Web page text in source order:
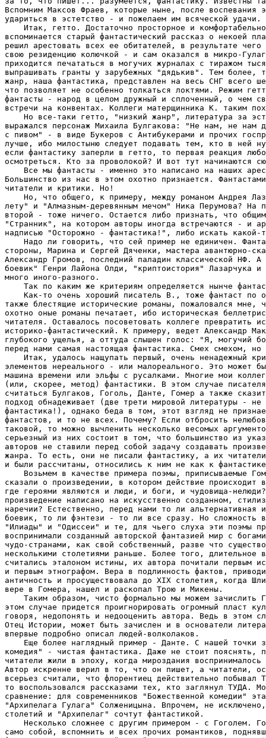
Вспомним Максов Фраев, которые ныне, после воспевания
удариться в эстетство - и пожелаем им всяческой удачи.
Итак, гетто. Достаточно просторное и
вспоминается старый фантастический рассказ о некоей
решил арестовать всех ее обитателей, в результате чего
свою резиденцию колючкой - и сам оказался в микро-
приходится печататься в могучих журналах с тиражом
выпрашивать гранты у зарубежных "дядькив". Тем более,
жанр, наша фантастика, представлен на весь СНГ всего
что позволяет не особенно толкаться локтями. Режим
фантасты - народ в целом дружный и сплоченный, о чем
встречи на конвентах. Коллеги матерщинника К. таким
Но все-таки гетто, "низкий жанр", литература за
выражался персонаж Михаила Булгакова: "Hе нам, не нам
с пивом" - в виде Букеров с Антибукерами и прочих
лучше, ибо милостыню следует подавать тем, кто в ней
если фантастику заперли в гетто, то первая реакция
осмотреться. Кто за проволокой? И вот тут начинаются
Все мы фантасты - именно это написано на наших
Большинство из нас в этом охотно признается.
читатели и критики. Но!
Но, что общего, к примеру, между романом Андрея
лету" и "Алмазным-деревянным мечом" Ника Перумова? На
второй - тоже ничего. Остается либо признать, что
"Странник", на котором авторы иногда встречаются - и
надписью "Осторожно - фантастика!", либо искать какой-
Надо ли говорить, что сей пример не единичен.
стороны, Марина и Сергей Дяченки, мастера авантюрно-
Александр Громов, последний паладин классической HФ.
боевик" Генри Лайона Олди, "криптоистория"
много иного-разного.
Так по каким же критериям определяется нынче
Как-то очень хороший писатель В., тоже фантаст по
также блестящие исторические романы, пожаловался мне,
охотно оные романы печатает, ибо историческая
читателя. Оставалось посоветовать коллеге превратить
историко-фантастический. К примеру, ведет Александр
глубокого ущелья, а оттуда слышен голос: "Я, могучий
перед нами самая настоящая фантастика. Смех смехом,
Итак, удалось нащупать первый, очень ненадежный
элементов нереального - или малореального. Это может
машина времени или эльфы с русалками. Многие мои
(или, скорее, метод) фантастики. В этом случае
считаться Булгаков, Гоголь, Данте, Гомер а также
подход обнадеживает (две трети мировой литературы -
фантастика!), однако беда в том, этот взгляд не
фантастов, и то не всех. Почему? Если отбросить
таковой, то можно вычленить несколько весомых
серьезный из них состоит в том, что большинство из
авторов не ставили перед собой задачу создавать
жанра. То есть, они не писали фантастику, а их
и были рассчитаны, относились к ним не как к
Возьмем в качестве примера поэмы, приписываемые
сказали о произведении, в котором действие происходит
где героями являются и люди, и боги, и чудовища-
произведение написано на искусственно созданном,
наречии? Естественно, перед нами то ли альтернативная
боевик, то ли фэнтези - то ли все сразу. Но сложность
"Илиады" и "Одиссеи" и те, для чьего слуха эти поэмы
воспринимали созданный авторской фантазией мир с
чудо-странами, как свой собственный, разве что
несколькими столетиями раньше. Более того, длительное
считались эталоном истины, их автора почитали первым
и первым этнографом. Вера в подлинность фактов,
античность и просуществовала до XIX столетия, когда
вере в Гомера, нашел и раскопал Трою и Микены.
Таким образом, чисто формально мы можем зачислить
этом случае придется проигнорировать огромный пласт
говоря, недопонять и недооценить автора. Ведь в этом
Отец Истории, может быть зачислен и в основатели
впервые подробно описал людей-волколаков.
Еще более наглядный пример - Данте. С нашей точки
комедия" - чистая фантастика. Даже не стоит пояснять,
читатели жили в эпоху, когда мироздания
Автор искренне верил в то, что он пишет, а читатели,
всерьез считали, что флорентиец действительно
то воспользовался рассказами тех, кто заглянул ТУДА.
сравнение: для современников "Божественной комедии"
"Архипелага Гулага" Солженицына. Впрочем, не
столетий и "Архипелаг" сочтут фантастикой.
Несколько сложнее с другим примером - с Гоголем.
само собой, вспомнить и всех прочих романтиков,